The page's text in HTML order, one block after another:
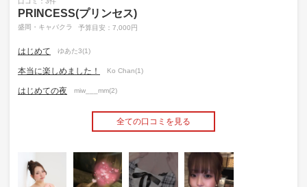
PRINCESS(プリンセス)
盛岡・キャバクラ 予算目安：7,000円
はじめて ゆあた3(1)
本当に楽しめました！ Ko Chan(1)
はじめての夜 miw___mm(2)
全ての口コミを見る